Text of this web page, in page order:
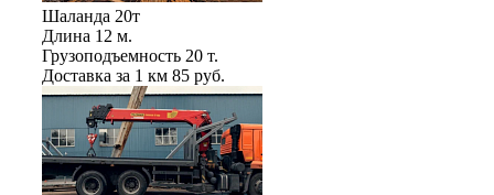
Шаланда 20т
Длина 12 м.
Грузоподъемность 20 т.
Доставка за 1 км 85 руб.